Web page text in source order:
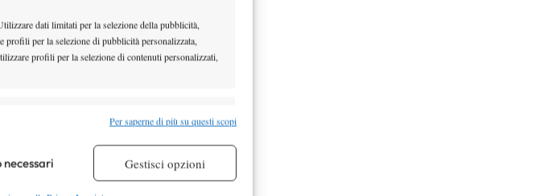
dati limitati per la selezione della pubblicità,
per la selezione di pubblicità personalizzata,
profili per la selezione di contenuti personalizzati,
automaticamente.
Per saperne di più su questi scopi
necessari Gestisci opzioni
Babos: “Shvedova mi
doppio alle WTA Finals di Singapore, abbiamo